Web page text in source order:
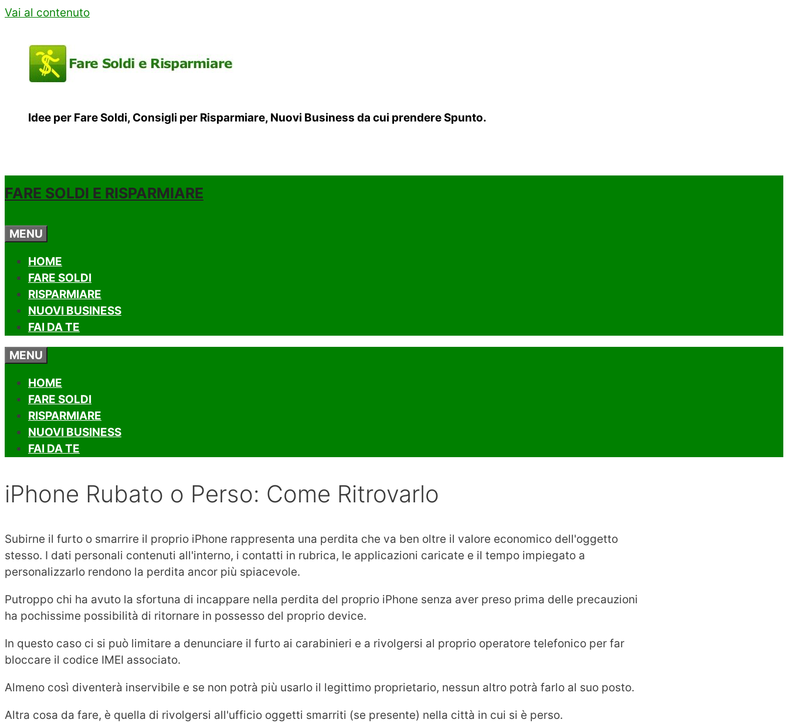
Vai al contenuto
Idee per Fare Soldi, Consigli per Risparmiare, Nuovi Business da cui prendere Spunto.
FARE SOLDI E RISPARMIARE
MENU
HOME
FARE SOLDI
RISPARMIARE
NUOVI BUSINESS
FAI DA TE
MENU
HOME
FARE SOLDI
RISPARMIARE
NUOVI BUSINESS
FAI DA TE
iPhone Rubato o Perso: Come Ritrovarlo
Subirne il furto o smarrire il proprio iPhone rappresenta una perdita che va ben oltre il valore economico dell'oggetto
stesso. I dati personali contenuti all'interno, i contatti in rubrica, le applicazioni caricate e il tempo impiegato a
personalizzarlo rendono la perdita ancor più spiacevole.
Putroppo chi ha avuto la sfortuna di incappare nella perdita del proprio iPhone senza aver preso prima delle precauzioni
ha pochissime possibilità di ritornare in possesso del proprio device.
In questo caso ci si può limitare a denunciare il furto ai carabinieri e a rivolgersi al proprio operatore telefonico per far
bloccare il codice IMEI associato.
Almeno così diventerà inservibile e se non potrà più usarlo il legittimo proprietario, nessun altro potrà farlo al suo posto.
Altra cosa da fare, è quella di rivolgersi all'ufficio oggetti smarriti (se presente) nella città in cui si è perso.